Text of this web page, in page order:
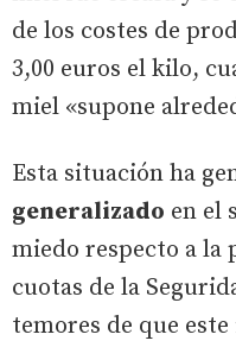
de los costes de
3,00 euros el kilo,
miel «supone
Esta situación ha
generalizado en el
miedo respecto a la
cuotas de la
temores de que